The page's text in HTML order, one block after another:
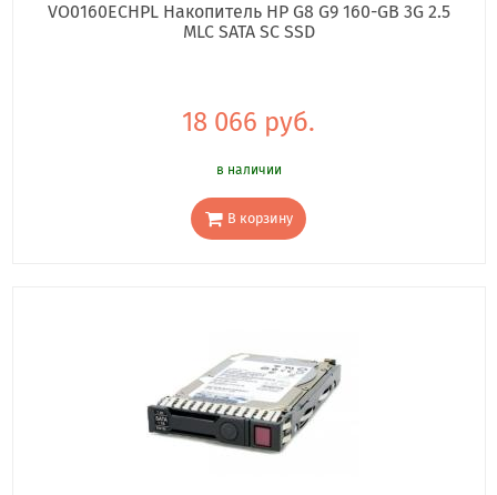
VO0160ECHPL Накопитель HP G8 G9 160-GB 3G 2.5
MLC SATA SC SSD
18 066 руб.
в наличии
В корзину